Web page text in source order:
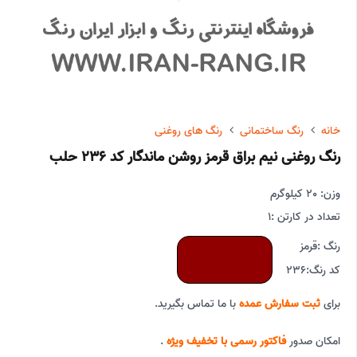
خانه رنگ ساختمانی رنگ های روغنی
رنگ روغنی نیم براق قرمز روشن ماندگار کد 236 حلب
وزن: 20 کیلوگرم
تعداد در کارتن :1
رنگ :قرمز
کد رنگ:236
برایثبت سفارش عمدهبا ما تماس بگیرید.
امکان صدورفاکتور رسمی با تخفیف ویژه .